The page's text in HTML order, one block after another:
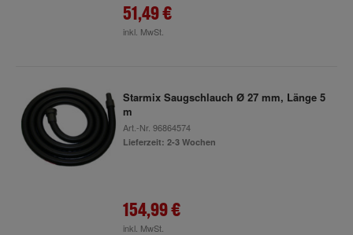
51,49 €
inkl. MwSt.
Starmix Saugschlauch Ø 27 mm, Länge 5
m
Art.-Nr. 96864574
Lieferzeit: 2-3 Wochen
154,99 €
inkl. MwSt.